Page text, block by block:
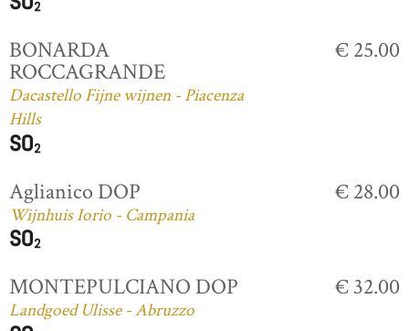
BONARDA
ROCCAGRANDE
Dacastello Fijne wijnen - Piacenza
Hills
€ 25.00
Aglianico DOP
Wijnhuis Iorio - Campania
€ 28.00
MONTEPULCIANO DOP
Landgoed Ulisse - Abruzzo
€ 32.00